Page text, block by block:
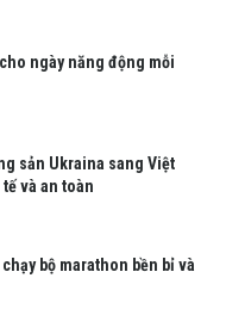
ngày năng động mỗi
sản Ukraina sang Việt
và an toàn
bộ marathon bền bỉ và